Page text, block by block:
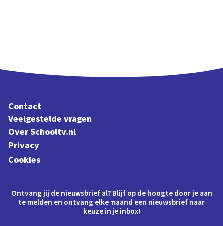
Contact
Veelgestelde vragen
Over Schooltv.nl
Privacy
Cookies
Ontvang jij de nieuwsbrief al? Blijf op de hoogte door je aan
te melden en ontvang elke maand een nieuwsbrief naar
keuze in je inbox!